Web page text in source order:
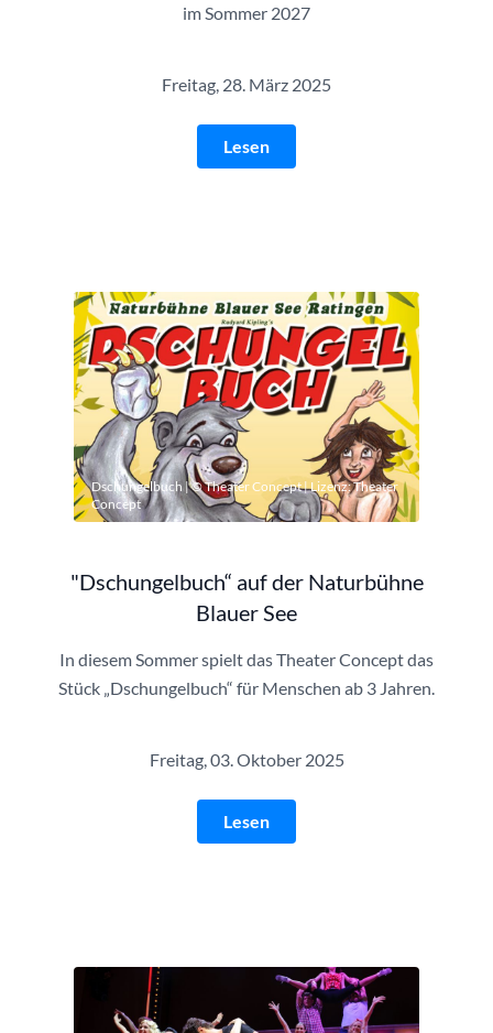
im Sommer 2027
Freitag, 28. März 2025
Lesen
Dschungelbuch | © Theater Concept | Lizenz:Theater
Concept
"Dschungelbuch“ auf der Naturbühne
Blauer See
In diesem Sommer spielt das Theater Concept das
Stück „Dschungelbuch“ für Menschen ab 3 Jahren.
Freitag, 03. Oktober 2025
Lesen